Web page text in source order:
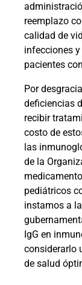
reemplazo
calidad de
infecciones
pacientes
Por
deficiencias
recibir
costo de
las
de la
pediátricos
instamos a
IgG en
considerarlo
de salud